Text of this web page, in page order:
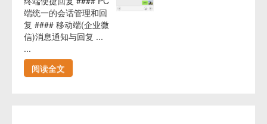
端统一的会话管理和回
复 #### 移动端(企业微
信)消息通知与回复 ...
...
阅读全文